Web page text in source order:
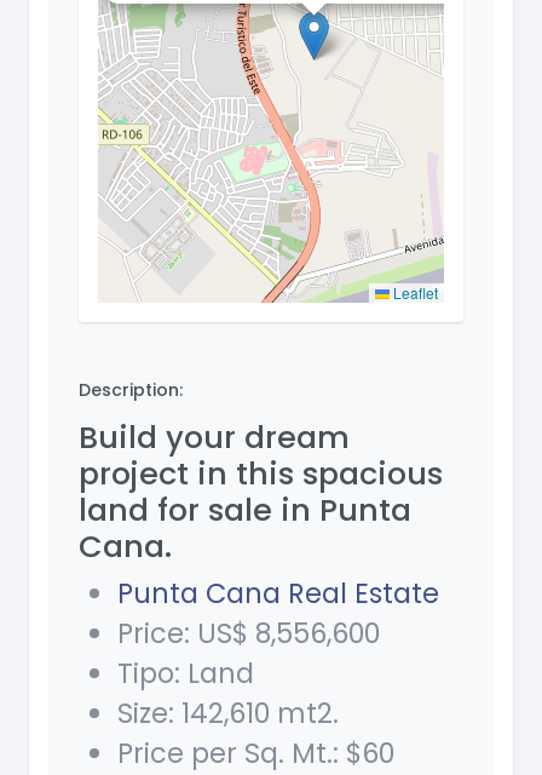
Leaflet
Description:
Build your dream
project in this spacious
land for sale in Punta
Cana.
Punta Cana Real Estate
Price: US$ 8,556,600
Tipo: Land
Size: 142,610 mt2.
Price per Sq. Mt.: $60